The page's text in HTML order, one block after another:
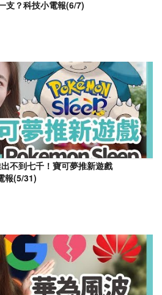
支？科技小電報(6/7)
不到七千！寶可夢推新遊戲
報(5/31)